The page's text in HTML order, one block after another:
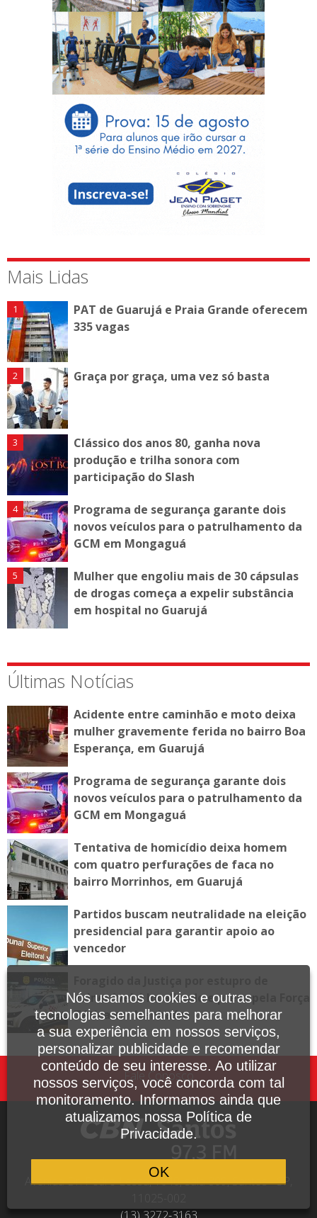
Mais Lidas
PAT de Guarujá e Praia Grande oferecem
335 vagas
Graça por graça, uma vez só basta
Clássico dos anos 80, ganha nova
produção e trilha sonora com
participação do Slash
Programa de segurança garante dois
novos veículos para o patrulhamento da
GCM em Mongaguá
Mulher que engoliu mais de 30 cápsulas
de drogas começa a expelir substância
em hospital no Guarujá
Últimas Notícias
Acidente entre caminhão e moto deixa
mulher gravemente ferida no bairro Boa
Esperança, em Guarujá
Programa de segurança garante dois
novos veículos para o patrulhamento da
GCM em Mongaguá
Tentativa de homicídio deixa homem
com quatro perfurações de faca no
bairro Morrinhos, em Guarujá
Partidos buscam neutralidade na eleição
presidencial para garantir apoio ao
vencedor
vulnerável é localizado e preso pela Força
Tática em Itanhaém
Fale Conosco
Avenida Dr. Pedro Lessa, 1640, sala 809, Santos - SP,
Nós usamos cookies e outras
tecnologias semelhantes para melhorar
a sua experiência em nossos serviços,
personalizar publicidade e recomendar
conteúdo de seu interesse. Ao utilizar
nossos serviços, você concorda com tal
monitoramento. Informamos ainda que
atualizamos nossa Política de
Privacidade.
OK